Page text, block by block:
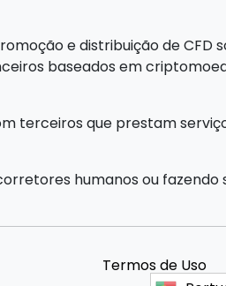
e distribuição de CFD
baseados em
terceiros que prestam
humanos ou fazendo
Termos de Uso